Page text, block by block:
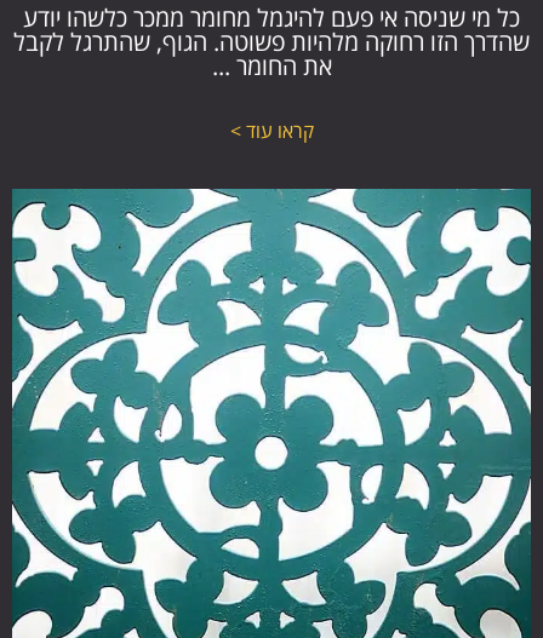
כל מי שניסה אי פעם להיגמל מחומר ממכר כלשהו יודע
שהדרך הזו רחוקה מלהיות פשוטה. הגוף, שהתרגל לקבל
את החומר ...
קראו עוד >